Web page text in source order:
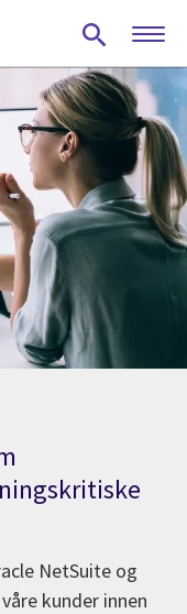
NetSuite og
kunder innen